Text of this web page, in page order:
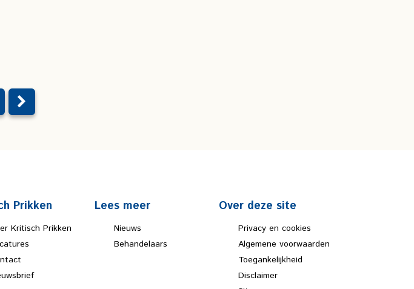
Prikken
Kritisch Prikken
Lees meer
Nieuws
Behandelaars
Over deze site
Privacy en cookies
Algemene voorwaarden
Toegankelijkheid
Disclaimer